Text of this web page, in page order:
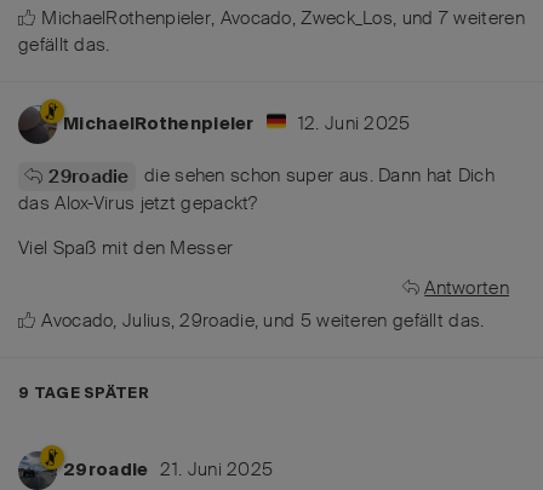
MichaelRothenpieler, Avocado,Zweck_Los, und 7 weiteren
gefällt das.
MichaelRothenpieler 12. Juni 2025
29roadie
die sehen schon super aus. Dann hat Dich
das Alox-Virus jetzt gepackt?
Viel Spaß mit den Messer
Antworten
Avocado,Julius,29roadie, und 5 weiteren gefällt das.
9 TAGESPÄTER
29roadie 21. Juni 2025